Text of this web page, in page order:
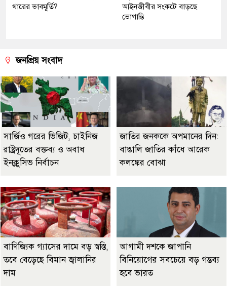
থারের ভাবমূর্তি?
আইনজীবীর সংকটে বাড়ছে
ভোগান্তি
জনপ্রিয় সংবাদ
সার্জিও গরের ভিজিট, চাইনিজ
রাষ্ট্রদূতের বক্তব্য ও অবাধ
ইনক্লুসিভ নির্বাচন
জাতির জনককে অপমানের দিন:
বাঙালি জাতির কাঁধে আরেক
কলঙ্কের বোঝা
বাণিজ্যিক গ্যাসের দামে বড় স্বস্তি,
তবে বেড়েছে বিমান জ্বালানির
দাম
আগামী দশকে জাপানি
বিনিয়োগের সবচেয়ে বড় গন্তব্য
হবে ভারত